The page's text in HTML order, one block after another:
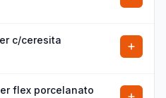
c/ceresita
flex porcelanato